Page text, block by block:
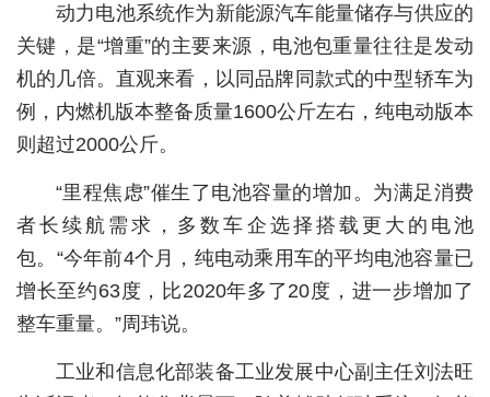
健康
悠游
相亲
房产
消费
创意
动力电池系统作为新能源汽车能量储存与供应的
关键，是“增重”的主要来源，电池包重量往往是发动
机的几倍。直观来看，以同品牌同款式的中型轿车为
例，内燃机版本整备质量1600公斤左右，纯电动版本
则超过2000公斤。
“里程焦虑”催生了电池容量的增加。为满足消费
者长续航需求，多数车企选择搭载更大的电池
包。“今年前4个月，纯电动乘用车的平均电池容量已
增长至约63度，比2020年多了20度，进一步增加了
整车重量。”周玮说。
工业和信息化部装备工业发展中心副主任刘法旺